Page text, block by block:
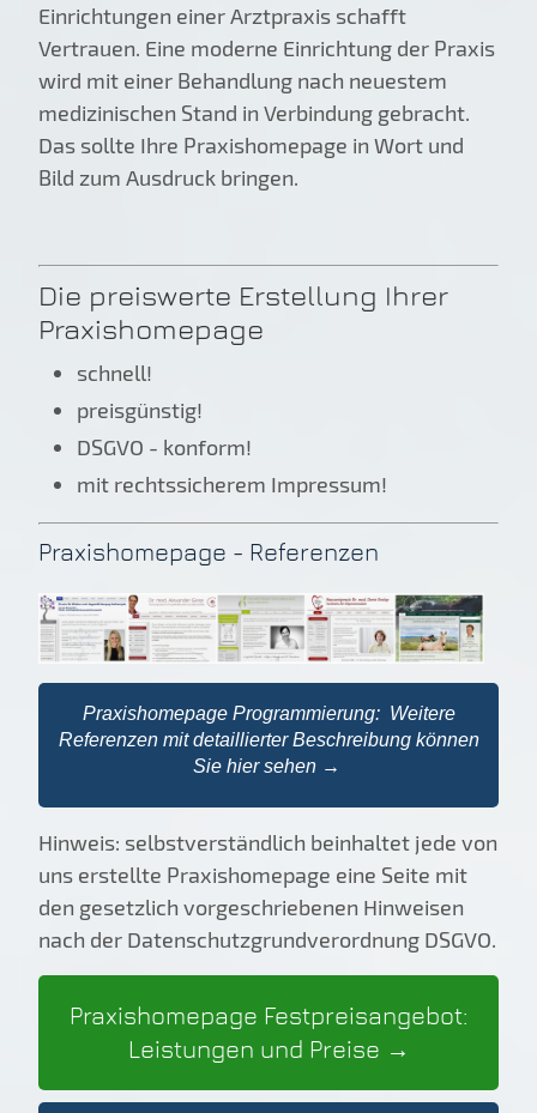
Einrichtungen einer Arztpraxis schafft
Vertrauen. Eine moderne Einrichtung der Praxis
wird mit einer Behandlung nach neuestem
medizinischen Stand in Verbindung gebracht.
Das sollte Ihre Praxishomepage in Wort und
Bild zum Ausdruck bringen.
Die preiswerte Erstellung Ihrer
Praxishomepage
schnell!
preisgünstig!
DSGVO - konform!
mit rechtssicherem Impressum!
Praxishomepage - Referenzen
Praxishomepage Programmierung: Weitere
Referenzen mit detaillierter Beschreibung können
Sie hier sehen →
Hinweis: selbstverständlich beinhaltet jede von
uns erstellte Praxishomepage eine Seite mit
den gesetzlich vorgeschriebenen Hinweisen
nach der Datenschutzgrundverordnung DSGVO.
Praxishomepage Festpreisangebot:
Leistungen und Preise →